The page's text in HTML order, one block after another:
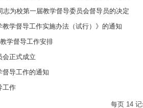
志为校第一届教学督导委员会督导员的决定
学督导工作实施办法（试行）》的通知
学督导工作安排
会正式成立
督导工作的通知
工作
每页 14